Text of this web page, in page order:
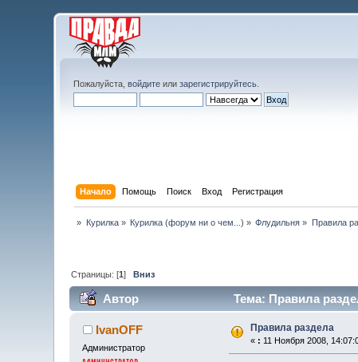
Пожалуйста,войдите илизарегистрируйтесь
Начало Помощь Поиск Вход Регистрация
» Курилка» Курилка (форум ни о чем...) » Флудильня » Правила
Страницы: [1]Вниз
Автор Тема: Правила
IvanOFF
Администратор
Правила раздела
« : 11 Ноября 2008,